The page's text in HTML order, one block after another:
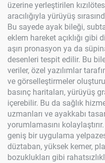
üzerine yerleştirilen
aracılığıyla yürüyüş
Bu sayede ayak bileği,
eklem hareket açıklığı
aşırı pronasyon ya da
desenleri tespit edilir. Bu
veriler, özel yazılımlar
ve görselleştirmeler
basınç haritaları, yürüyüş
içerebilir. Bu da sağlık
uzmanları ve ayakkabı
yorumlamasını
geniş bir uygulama
düztaban, yüksek kemer,
bozuklukları gibi